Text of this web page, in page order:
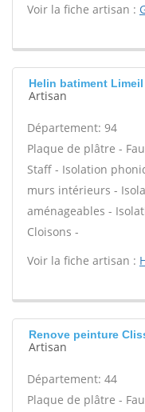
Voir la fiche artisan :
Helin batiment
Artisan
Département: 94
Plaque de plâtre -
Staff - Isolation
murs intérieurs -
aménageables -
Cloisons -
Voir la fiche artisan :
Renove peinture
Artisan
Département: 44
Plaque de plâtre -